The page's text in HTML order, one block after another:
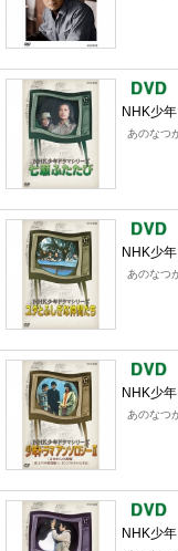
NHK少
あのなつ
NHK少
あのなつ
NHK少
あのなつ
NHK少